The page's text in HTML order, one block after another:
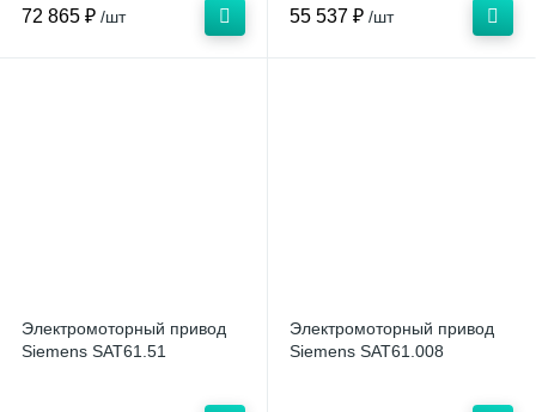
72 865 ₽ /шт 55 537 ₽ /шт
Электромоторный привод
Siemens SAT61.51
Электромоторный привод
Siemens SAT61.008